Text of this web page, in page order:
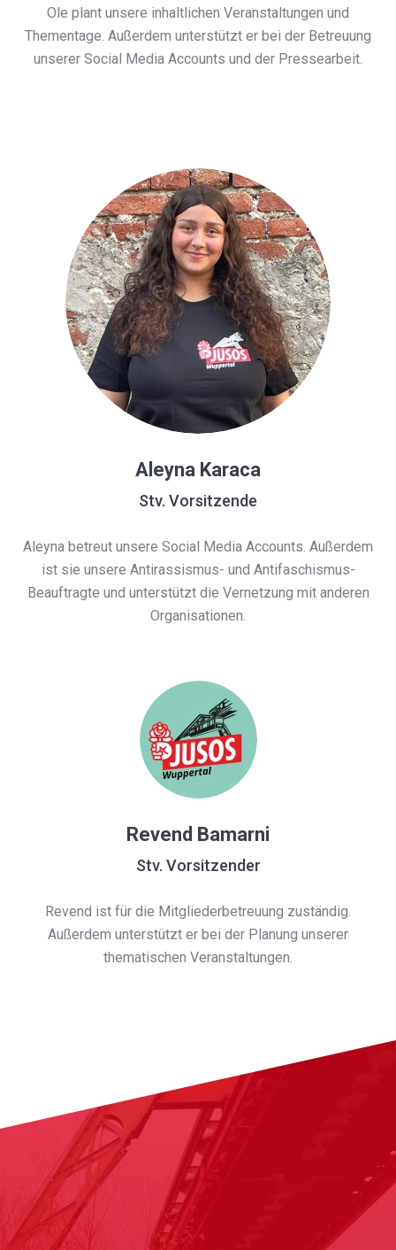
Ole plant unsere inhaltlichen Veranstaltungen und
Thementage. Außerdem unterstützt er bei der Betreuung
unserer Social Media Accounts und der Pressearbeit.
Aleyna Karaca
Stv. Vorsitzende
Aleyna betreut unsere Social Media Accounts. Außerdem
ist sie unsere Antirassismus- und Antifaschismus-
Beauftragte und unterstützt die Vernetzung mit anderen
Organisationen.
Revend Bamarni
Stv. Vorsitzender
Revend ist für die Mitgliederbetreuung zuständig.
Außerdem unterstützt er bei der Planung unserer
thematischen Veranstaltungen.